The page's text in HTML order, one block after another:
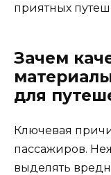
приятных
Зачем
для
Ключевая
пассажиров.
выделять